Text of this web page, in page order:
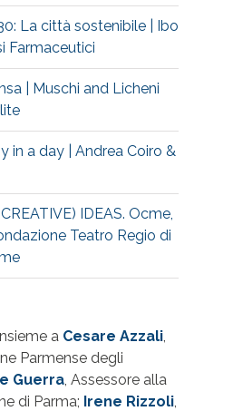
La città sostenibile | Ibo
Farmaceutici
| Muschi and Licheni
in a day | Andrea Coiro &
IDEAS. Ocme,
Teatro Regio di
a Cesare Azzali
Parmense degli
Guerra , Assessore alla
di Parma; Irene Rizzoli